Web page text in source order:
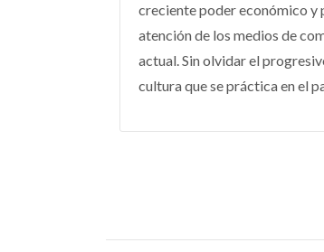
creciente poder económico y
atención de los medios de
actual. Sin olvidar el
cultura que se práctica en el